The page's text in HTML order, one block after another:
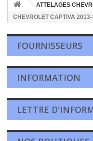
ATTELAGES
CHEVROLET CAPTIVA 2013-
FOURNISSEURS
INFORMATION
LETTRE